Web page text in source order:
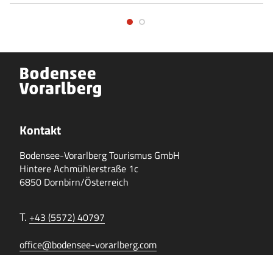
Kontakt
Bodensee-Vorarlberg Tourismus GmbH
Hintere Achmühlerstraße 1c
6850 Dornbirn/Österreich
T. +43 (5572) 40797
office@bodensee-vorarlberg.com